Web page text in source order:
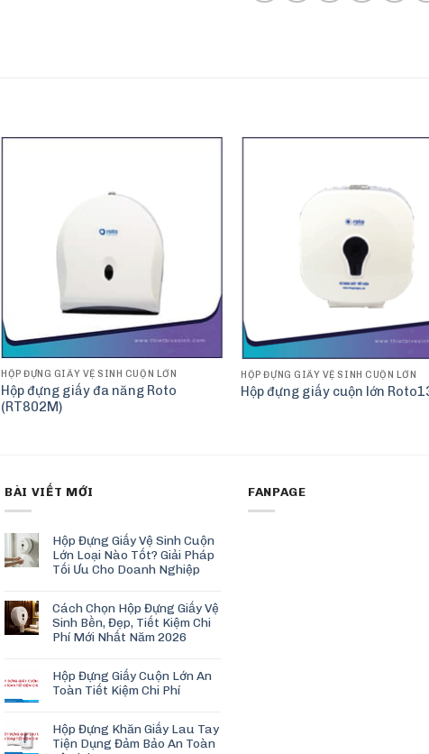
HỘP ĐỰNG GIẤY VỆ SINH CUỘN LỚN
Hộp đựng giấy đa năng Roto
(RT802M)
HỘP ĐỰNG GIẤY VỆ SINH CUỘN LỚN
Hộp đựng giấy cuộn lớn
BÀI VIẾT MỚI
Hộp Đựng Giấy Vệ Sinh Cuộn
Lớn Loại Nào Tốt? Giải Pháp
Tối Ưu Cho Doanh Nghiệp
Cách Chọn Hộp Đựng Giấy Vệ
Sinh Bền, Đẹp, Tiết Kiệm Chi
Phí Mới Nhất Năm 2026
Hộp Đựng Giấy Cuộn Lớn An
Toàn Tiết Kiệm Chi Phí
Hộp Đựng Khăn Giấy Lau Tay
Tiện Dụng Đảm Bảo An Toàn
FANPAGE